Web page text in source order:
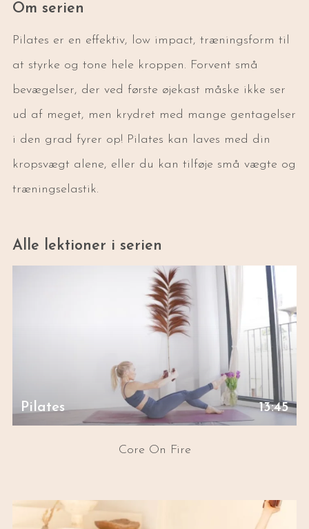
Om serien
Pilates er en effektiv, low impact, træningsform til
at styrke og tone hele kroppen. Forvent små
bevægelser, der ved første øjekast måske ikke ser
ud af meget, men krydret med mange gentagelser
i den grad fyrer op! Pilates kan laves med din
kropsvægt alene, eller du kan tilføje små vægte og
træningselastik.
Alle lektioner i serien
Pilates 13:45
Core On Fire